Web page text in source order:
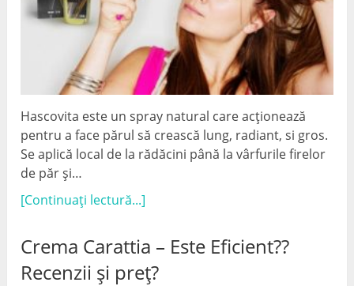
Hascovita este un spray natural care acționează
pentru a face părul să crească lung, radiant, si gros.
Se aplică local de la rădăcini până la vârfurile firelor
de păr și…
[Continuați lectură...]
Crema Carattia – Este Eficient??
Recenzii și preț?